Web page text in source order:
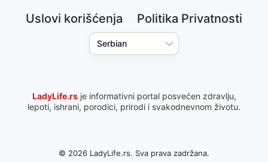
Uslovi korišćenja
Politika Privatnosti
LadyLife.rsje informativni portal posvećen zdravlju,
lepoti, ishrani, porodici, prirodi i svakodnevnom životu.
© 2026 LadyLife.rs. Sva prava zadržana.